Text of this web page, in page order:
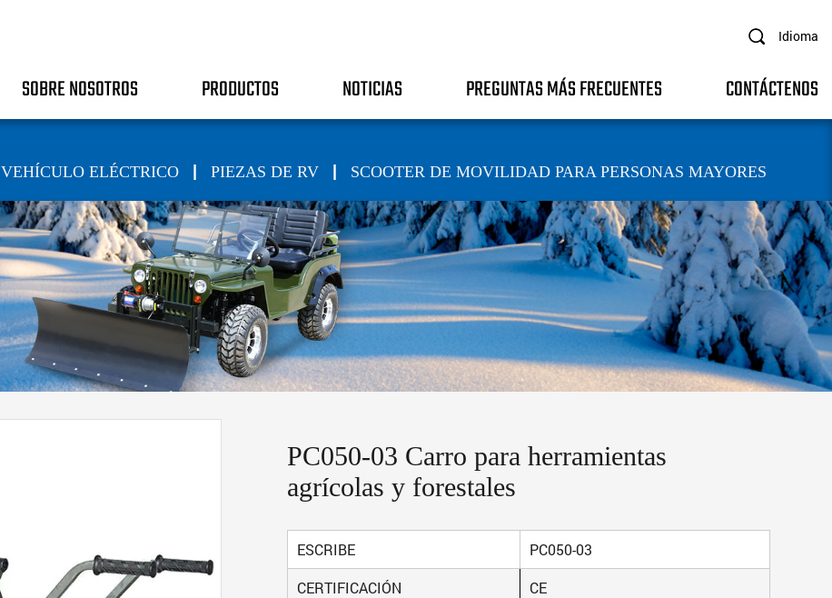
Idioma
SOBRE NOSOTROS PRODUCTOS NOTICIAS PREGUNTAS MÁS FRECUENTES CONTÁCTENOS
VEHÍCULO ELÉCTRICO PIEZAS DE RV SCOOTER DE MOVILIDAD PARA PERSONAS MAYORES
PC050-03 Carro para herramientas
agrícolas y forestales
ESCRIBE
PC050-03
CERTIFICACIÓN
CE